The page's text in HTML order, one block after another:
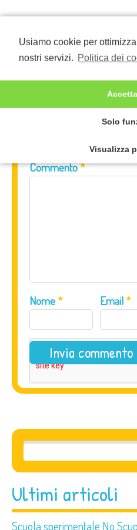
Usiamo cookie per
nostri servizi. Politica dei
Solo
Visualizza
Ultimi articoli
Scuola sperimentale No
Lascia un
commento
obbligatori sono
Commento*
Nome* Email*